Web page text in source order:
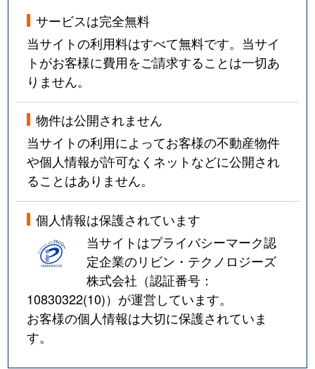
サービスは完全無料
当サイトの利用料はすべて無料です。当サイ
トがお客様に費用をご請求することは一切あ
りません。
物件は公開されません
当サイトの利用によってお客様の不動産物件
や個人情報が許可なくネットなどに公開され
ることはありません。
個人情報は保護されています
当サイトはプライバシーマーク認
定企業のリビン・テクノロジーズ
株式会社（認証番号：
10830322(10)）が運営しています。
お客様の個人情報は大切に保護されていま
す。